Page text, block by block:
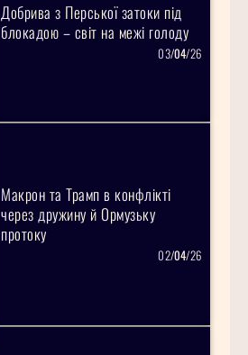
Добрива з Перської затоки під
блокадою – світ на межі голоду
03/04/26
Макрон та Трамп в конфлікті
через дружину й Ормузьку
протоку
02/04/26